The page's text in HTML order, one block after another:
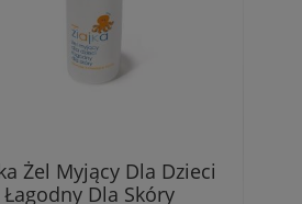
Żel Myjący Dla Dzieci
Łagodny Dla Skóry